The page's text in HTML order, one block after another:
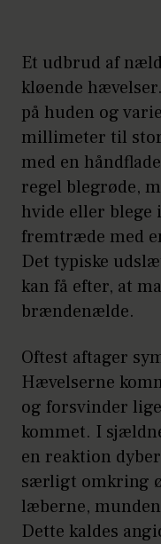
Et udbrud af
kløende
på huden og
millimeter til
med en
regel blegrøde,
hvide eller blege
fremtræde med
Det typiske
kan få efter, at
brændenælde.
Oftest aftager
Hævelserne
og forsvinder
kommet. I
en reaktion
særligt omkring
læberne,
Dette kaldes